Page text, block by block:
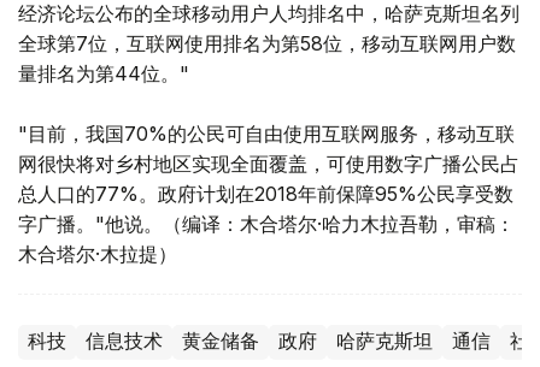
经济论坛公布的全球移动用户人均排名中，哈萨克斯坦名列
全球第7位，互联网使用排名为第58位，移动互联网用户数
量排名为第44位。"
"目前，我国70%的公民可自由使用互联网服务，移动互联
网很快将对乡村地区实现全面覆盖，可使用数字广播公民占
总人口的77%。政府计划在2018年前保障95%公民享受数
字广播。"他说。（编译：木合塔尔·哈力木拉吾勒，审稿：
木合塔尔·木拉提）
科技 信息技术 黄金储备 政府 哈萨克斯坦 通信 社